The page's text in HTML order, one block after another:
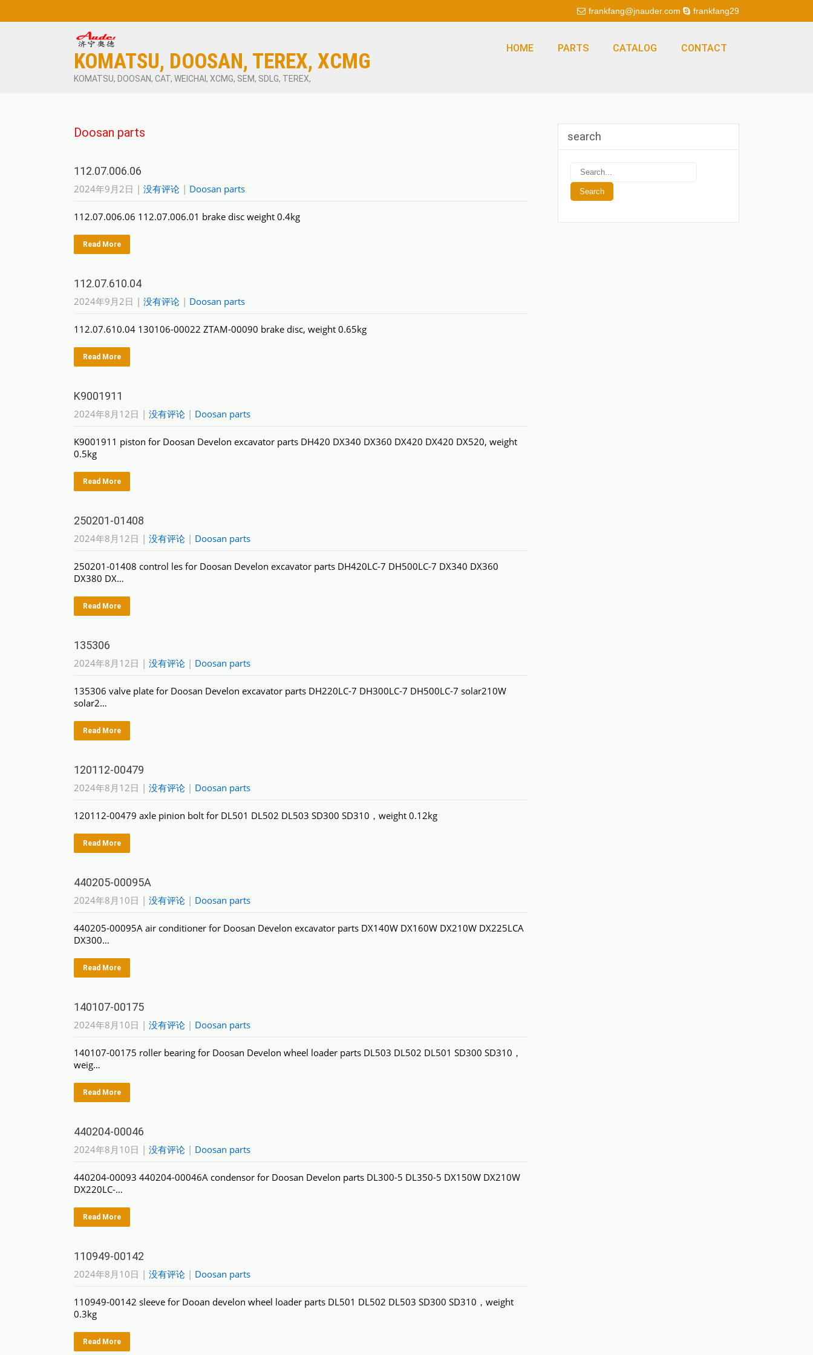
frankfang@jnauder.com frankfang29
KOMATSU, DOOSAN, TEREX, XCMG
KOMATSU, DOOSAN, CAT, WEICHAI, XCMG, SEM, SDLG, TEREX,
HOME PARTS CATALOG CONTACT
Doosan parts
112.07.006.06
2024年9月2日 | 没有评论 | Doosan parts
112.07.006.06 112.07.006.01 brake disc weight 0.4kg
Read More
112.07.610.04
2024年9月2日 | 没有评论 | Doosan parts
112.07.610.04 130106-00022 ZTAM-00090 brake disc, weight 0.65kg
Read More
K9001911
2024年8月12日 | 没有评论 | Doosan parts
K9001911 piston for Doosan Develon excavator parts DH420 DX340 DX360 DX420 DX420 DX520, weight
0.5kg
Read More
250201-01408
2024年8月12日 | 没有评论 | Doosan parts
250201-01408 control les for Doosan Develon excavator parts DH420LC-7 DH500LC-7 DX340 DX360
DX380 DX…
Read More
135306
2024年8月12日 | 没有评论 | Doosan parts
135306 valve plate for Doosan Develon excavator parts DH220LC-7 DH300LC-7 DH500LC-7 solar210W
solar2…
Read More
120112-00479
2024年8月12日 | 没有评论 | Doosan parts
120112-00479 axle pinion bolt for DL501 DL502 DL503 SD300 SD310，weight 0.12kg
Read More
440205-00095A
2024年8月10日 | 没有评论 | Doosan parts
440205-00095A air conditioner for Doosan Develon excavator parts DX140W DX160W DX210W DX225LCA
DX300…
Read More
140107-00175
2024年8月10日 | 没有评论 | Doosan parts
140107-00175 roller bearing for Doosan Develon wheel loader parts DL503 DL502 DL501 SD300 SD310，
weig…
Read More
440204-00046
2024年8月10日 | 没有评论 | Doosan parts
440204-00093 440204-00046A condensor for Doosan Develon parts DL300-5 DL350-5 DX150W DX210W
DX220LC-…
Read More
110949-00142
2024年8月10日 | 没有评论 | Doosan parts
110949-00142 sleeve for Dooan develon wheel loader parts DL501 DL502 DL503 SD300 SD310，weight
0.3kg
Read More
search